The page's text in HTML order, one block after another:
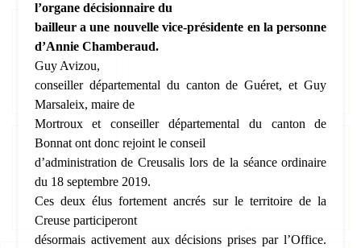
l’organe décisionnaire du
bailleur a une nouvelle vice-présidente en la personne
d’Annie Chamberaud.
Guy Avizou,
conseiller départemental du canton de Guéret, et Guy
Marsaleix, maire de
Mortroux et conseiller départemental du canton de
Bonnat ont donc rejoint le conseil
d’administration de Creusalis lors de la séance ordinaire
du 18 septembre 2019.
Ces deux élus fortement ancrés sur le territoire de la
Creuse participeront
désormais activement aux décisions prises par l’Office.